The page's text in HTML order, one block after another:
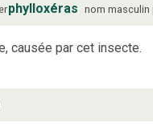
phylloxéras nom masculin
causée par cet insecte.